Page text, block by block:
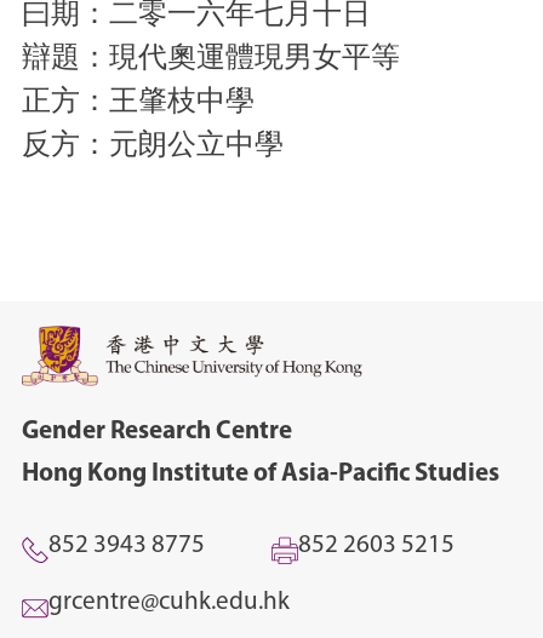
曰期：二零一六年七月十日
辯題：現代奧運體現男女平等
正方：王肇枝中學
反方：元朗公立中學
Gender Research Centre
Hong Kong Institute of Asia-Pacific Studies
852 3943 8775 852 2603 5215
grcentre@cuhk.edu.hk